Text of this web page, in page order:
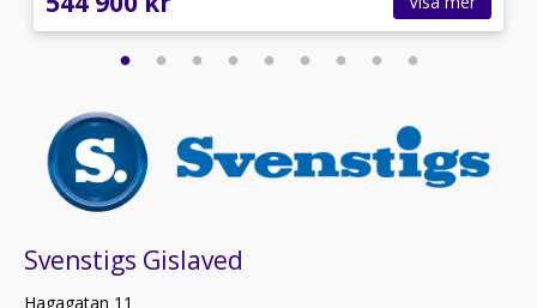
Svenstigs Gislaved
Hagagatan 11